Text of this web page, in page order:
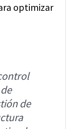
optimizar
de